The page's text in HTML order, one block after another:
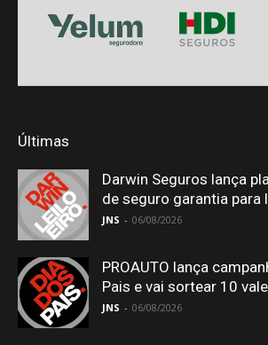
Últimas
Darwin Seguros lança
de seguro garantia para
JNS - 06/08/2026
PROAUTO lança
Pais e vai sortear 10
JNS - 06/08/2026